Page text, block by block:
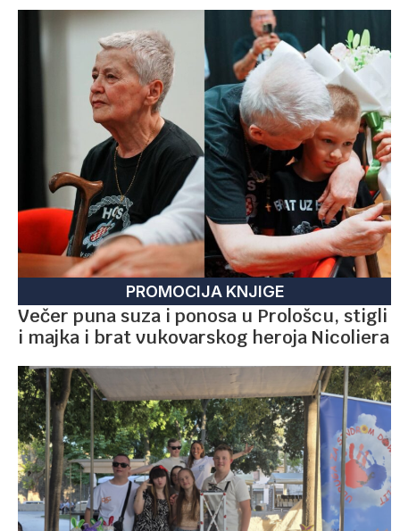
PROMOCIJA KNJIGE
Večer puna suza i ponosa u Prološcu, stigli
i majka i brat vukovarskog heroja Nicoliera